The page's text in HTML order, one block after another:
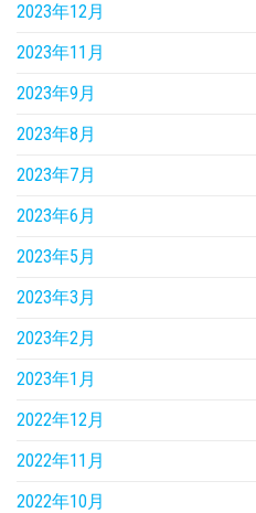
2023年12月
2023年11月
2023年9月
2023年8月
2023年7月
2023年6月
2023年5月
2023年3月
2023年2月
2023年1月
2022年12月
2022年11月
2022年10月